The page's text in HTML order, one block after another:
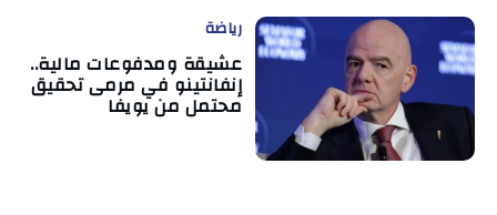
رياضة
عشيقة ومدفوعات مالية..
إنفانتينو في مرمى تحقيق
محتمل من يويفا